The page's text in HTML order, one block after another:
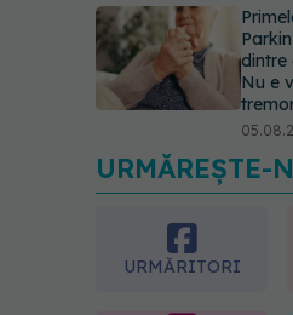
dintre
Nu e
URMĂREȘTE-
URMĂRITORI